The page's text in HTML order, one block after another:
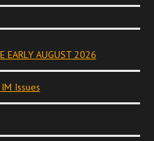
EARLY AUGUST 2026
Issues